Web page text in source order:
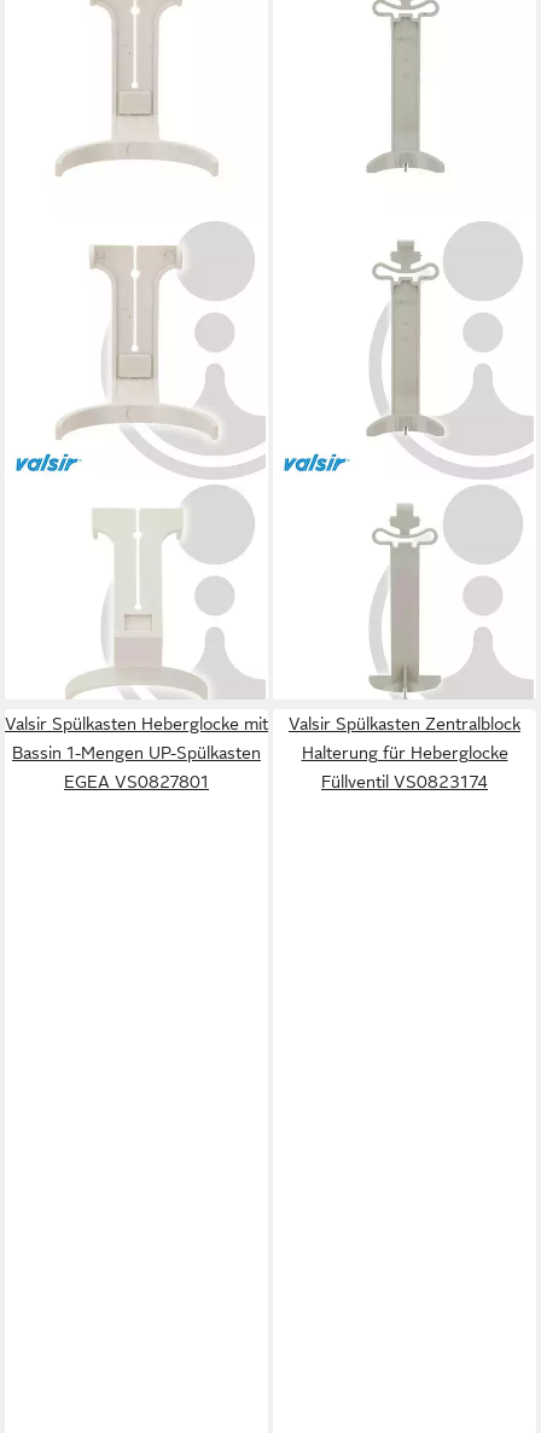
Spülkasten Niederhalter
Spülkasten EGEA
lieferbar - in 4-5 Werktagen bei dir
Spülkasten Niederhalter
Wasserpegelstab UP-
Spülkasten WINNER
lieferbar - in 4-5 Werktagen bei dir
Valsir Spülkasten Heberglocke mit
Bassin 1-Mengen UP-Spülkasten
EGEA VS0827801
Valsir Spülkasten Zentralblock
Halterung für Heberglocke
Füllventil VS0823174